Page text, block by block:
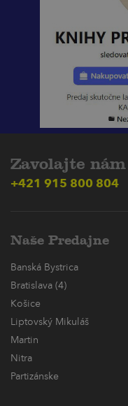
Zavolajte nám
+421 915 800 804
Naše Predajne
Banská Bystrica
Bratislava (4)
Košice
Liptovský Mikuláš
Martin
Nitra
Partizánske